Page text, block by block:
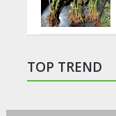
TOP TREND